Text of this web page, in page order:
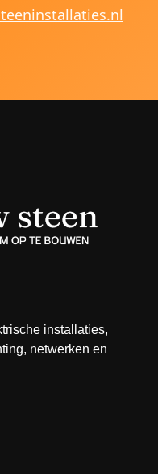
installaties,
netwerken en